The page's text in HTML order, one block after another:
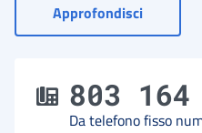
Approfondisci- Vai a
803 164
Da telefono fisso